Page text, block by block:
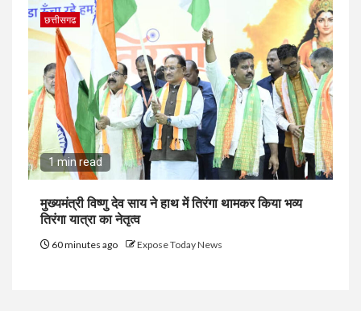
छत्तीसगढ
1 min read
मुख्यमंत्री विष्णु देव साय ने हाथ में तिरंगा थामकर किया भव्य
तिरंगा यात्रा का नेतृत्व
60 minutes ago Expose Today News